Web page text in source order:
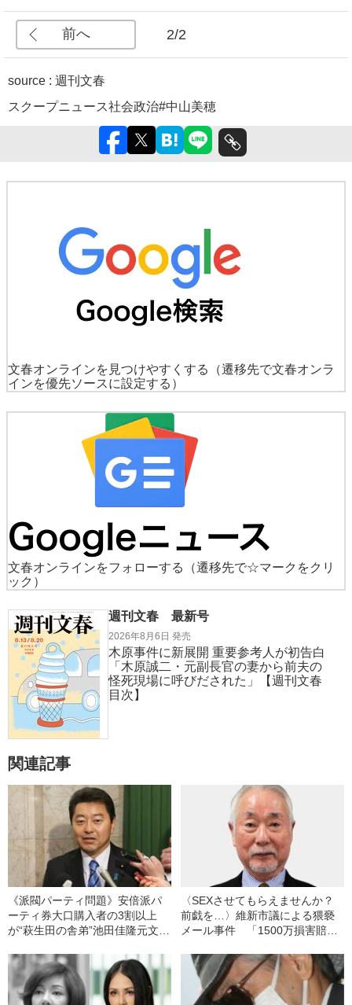
前へ 2/2
source : 週刊文春
スクープニュース社会政治#中山美穂
文春オンラインを見つけやすくする
（遷移先で文春オンラ
インを優先ソースに設定する）
文春オンラインをフォローする
（遷移先で☆マークをクリ
ック）
週刊文春 最新号
2026年8月6日 発売
木原事件に新展開 重要参考人が初告白
「木原誠二・元副長官の妻から前夫の
怪死現場に呼びだされた」【週刊文春
目次】
関連記事
《派閥パーティ問題》安倍派パ
ーティ券大口購入者の3割以上
が“萩生田の舎弟”池田佳隆元文科
は異常なほどパー券を捌いてい
る」
〈SEXさせてもらえませんか？
前戯を…〉維新市議による猥褻
メール事件 「1500万損害賠償